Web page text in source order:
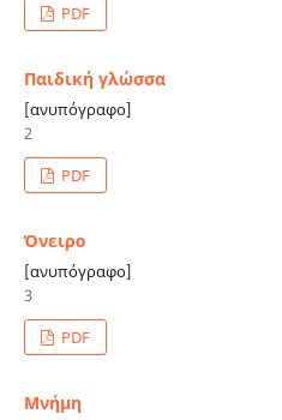
PDF
Παιδική γλώσσα
[ανυπόγραφο]
2
PDF
Όνειρο
[ανυπόγραφο]
3
PDF
Μνήμη